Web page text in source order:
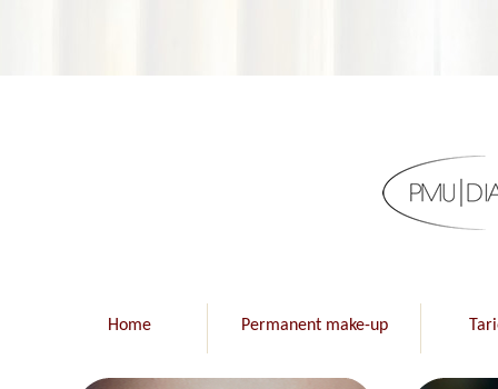
Home Permanent make-up